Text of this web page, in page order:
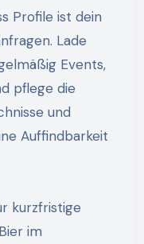
Profile ist dein
Lade
Events,
pflege die
und
Auffindbarkeit
kurzfristige
im